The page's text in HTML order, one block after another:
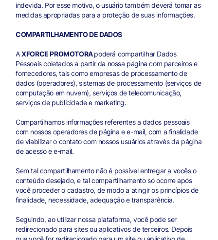
indevida. Por esse motivo, o usuário também deverá tomar as
medidas apropriadas para a proteção de suas informações.
COMPARTILHAMENTO DE DADOS
AXFORCE PROMOTORApoderá compartilhar Dados
Pessoais coletados a partir da nossa página com parceiros e
fornecedores, tais como empresas de processamento de
dados (operadores), sistemas de processamento (serviços de
computação em nuvem), serviços de telecomunicação,
serviços de publicidade e marketing.
Compartilhamos informações referentes a dados pessoais
com nossos operadores de página e e-mail, com a finalidade
de viabilizar o contato com nossos usuários através da página
de acesso e e-mail.
Sem tal compartilhamento não é possível entregar a vocês o
conteúdo desejado, e tal compartilhamento só ocorre após
você proceder o cadastro, de modo a atingir os princípios de
finalidade, necessidade, adequação e transparência.
Seguindo, ao utilizar nossa plataforma, você pode ser
redirecionado para sites ou aplicativos de terceiros. Depois